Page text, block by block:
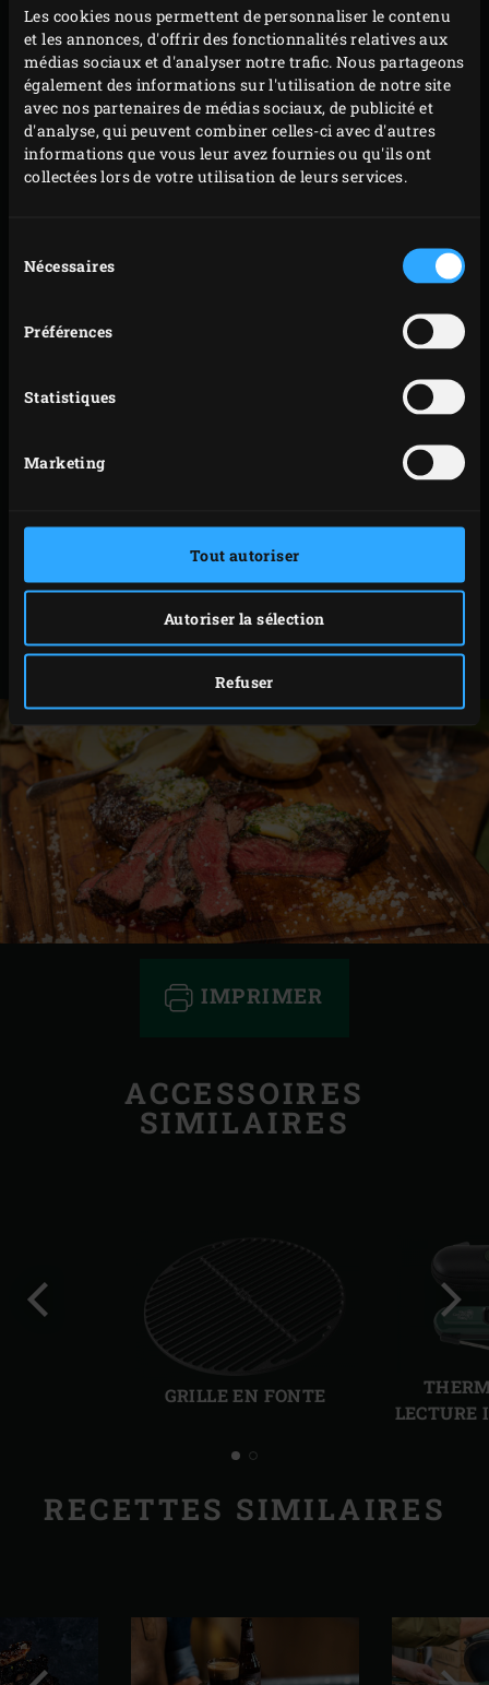
Les cookies nous permettent de personnaliser le contenu
et les annonces, d'offrir des fonctionnalités relatives aux
médias sociaux et d'analyser notre trafic. Nous partageons
également des informations sur l'utilisation de notre site
avec nos partenaires de médias sociaux, de publicité et
d'analyse, qui peuvent combiner celles-ci avec d'autres
informations que vous leur avez fournies ou qu'ils ont
collectées lors de votre utilisation de leurs services.
duNécessaires
Préférences
Statistiques
Marketing
Tout autoriser
Autoriser la sélection
Refuser
PRÉPARATION
Placez la viande sur la grille de l’EGG et faites-la
griller pendant environ 4 minutes ; tournez-la d’un
quart de tour après environ 2 minutes pour obtenir
un beau quadrillage grillé. Refermez le couvercle de
nouveau griller pendant environ 4 minutes de ce
après environ 2 minutes, jusqu’à ce que la viande
pouvez vérifier cette température à l’aide du
Laissez ensuite reposer la viande, légèrement
recouverte d’une feuille de papier aluminium,
IMPRIMER
ACCESSOIRES
SIMILAIRES
GRILLE EN FONTE
LECTURE
RECETTES SIMILAIRES